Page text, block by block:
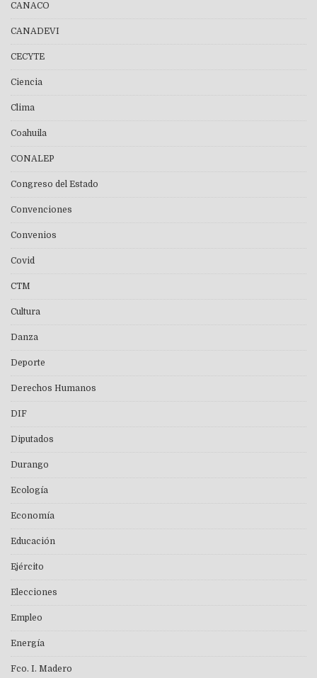
CANACO
CANADEVI
CECYTE
Ciencia
Clima
Coahuila
CONALEP
Congreso del Estado
Convenciones
Convenios
Covid
CTM
Cultura
Danza
Deporte
Derechos Humanos
DIF
Diputados
Durango
Ecología
Economía
Educación
Ejército
Elecciones
Empleo
Energía
Fco. I. Madero